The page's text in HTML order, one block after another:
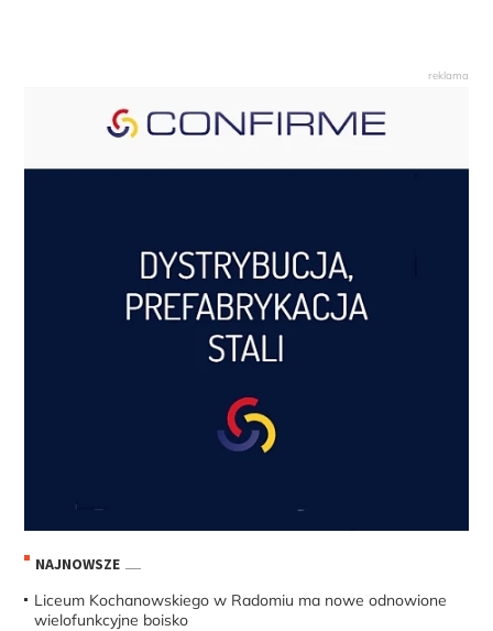
NAJNOWSZE
Liceum Kochanowskiego w Radomiu ma nowe odnowione
wielofunkcyjne boisko